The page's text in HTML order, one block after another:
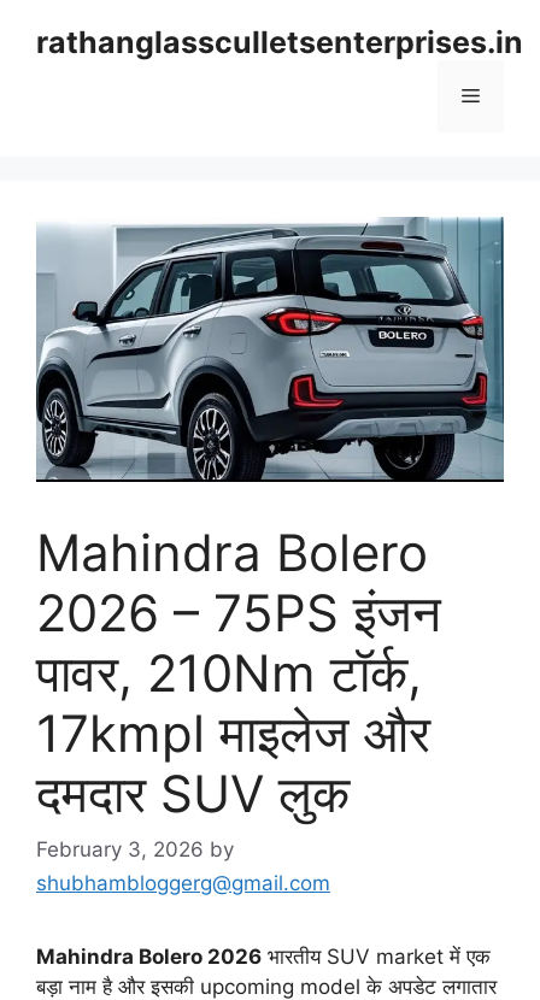
rathanglassculletsenterprises.in
Menu
Mahindra Bolero
2026 – 75PS इंजन
पावर, 210Nm टॉर्क,
17kmpl माइलेज और
दमदार SUV लुक
February 3, 2026 by
shubhambloggerg@gmail.com
Mahindra Bolero 2026 भारतीय SUV market में एक
बड़ा नाम है और इसकी upcoming model के अपडेट लगातार